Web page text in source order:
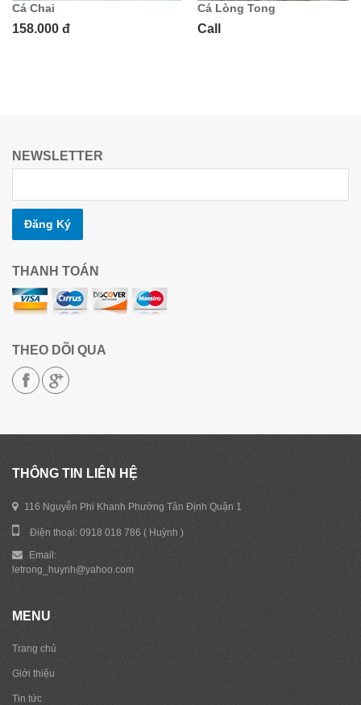
Cá Chai
158.000 đ
Cá Lòng Tong
Call
NEWSLETTER
Đăng Ký
THANH TOÁN
THEO DÕI QUA
THÔNG TIN LIÊN HỆ
116 Nguyễn Phi Khanh Phường Tân Định Quận 1
Điện thoại: 0918 018 786 ( Huỳnh )
Email:
letrong_huynh@yahoo.com
MENU
Trang chủ
Giới thiệu
Tin tức